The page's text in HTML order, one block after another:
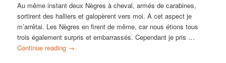
Au même instant deux Nègres à cheval, armés de carabines,
sortirent des halliers et galopèrent vers moi. A cet aspect je
m’arrêtai. Les Nègres en firent de même, car nous étions tous
trois également surpris et embarrassés. Cependant je pris …
Continue reading →